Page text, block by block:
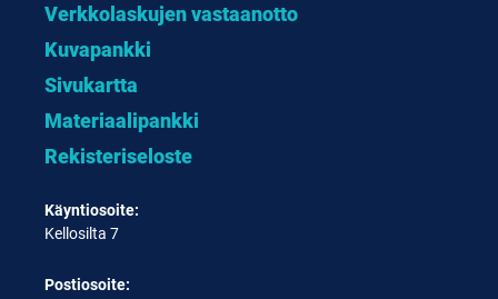
Verkkolaskujen vastaanotto
Kuvapankki
Sivukartta
Materiaalipankki
Rekisteriseloste
Käyntiosoite:
Kellosilta 7
Postiosoite: